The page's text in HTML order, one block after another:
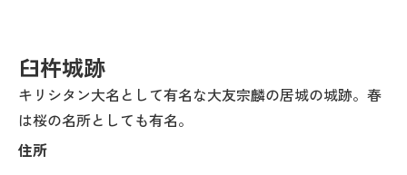
臼杵城跡
キリシタン大名として有名な大友宗麟の居城の城跡。春
は桜の名所としても有名。
住所